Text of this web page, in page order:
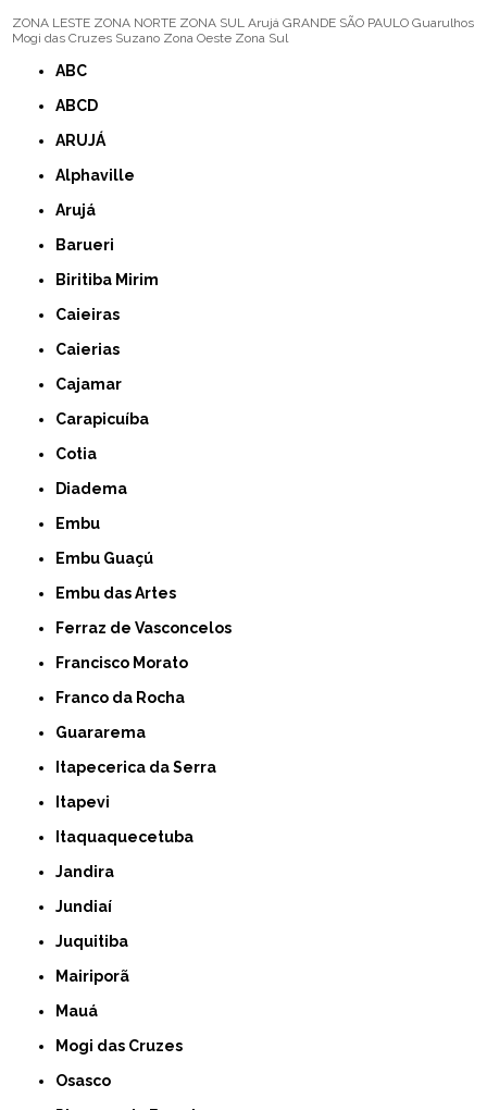
ZONA LESTE ZONA NORTE ZONA SUL Arujá GRANDE SÃO PAULO Guarulhos
Mogi das Cruzes Suzano Zona Oeste Zona Sul
ABC
ABCD
ARUJÁ
Alphaville
Arujá
Barueri
Biritiba Mirim
Caieiras
Caierias
Cajamar
Carapicuíba
Cotia
Diadema
Embu
Embu Guaçú
Embu das Artes
Ferraz de Vasconcelos
Francisco Morato
Franco da Rocha
Guararema
Itapecerica da Serra
Itapevi
Itaquaquecetuba
Jandira
Jundiaí
Juquitiba
Mairiporã
Mauá
Mogi das Cruzes
Osasco